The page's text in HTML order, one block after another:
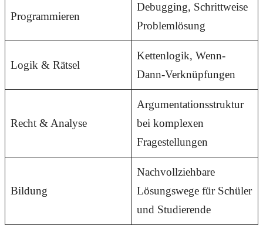
Programmieren
Debugging, Schrittweise
Problemlösung
Logik & Rätsel
Kettenlogik, Wenn-
Dann-Verknüpfungen
Recht & Analyse
Argumentationsstruktur
bei komplexen
Fragestellungen
Bildung
Nachvollziehbare
Lösungswege für Schüler
und Studierende